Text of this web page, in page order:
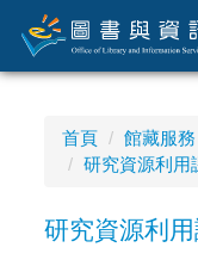
到
主
首頁 館藏服務
研究資源利用
研究資源利